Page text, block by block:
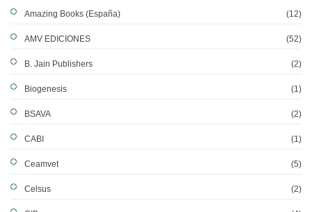
Amazing Books (España) (12)
AMV EDICIONES (52)
B. Jain Publishers (2)
Biogenesis (1)
BSAVA (2)
CABI (1)
Ceamvet (5)
Celsus (2)